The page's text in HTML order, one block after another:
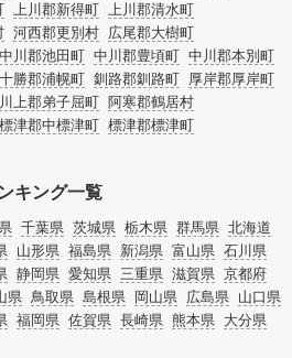
上川郡新得町 上川郡清水町
河西郡更別村 広尾郡大樹町
中川郡池田町 中川郡豊頃町 中川郡本別町
十勝郡浦幌町 釧路郡釧路町 厚岸郡厚岸町
川上郡弟子屈町 阿寒郡鶴居村
標津郡中標津町 標津郡標津町
キング一覧
千葉県 茨城県 栃木県 群馬県 北海道
山形県 福島県 新潟県 富山県 石川県
静岡県 愛知県 三重県 滋賀県 京都府
県 鳥取県 島根県 岡山県 広島県 山口県
福岡県 佐賀県 長崎県 熊本県 大分県